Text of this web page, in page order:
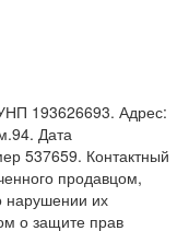
193626693. Адрес:
Дата
537659. Контактный
продавцом,
нарушении их
о защите прав